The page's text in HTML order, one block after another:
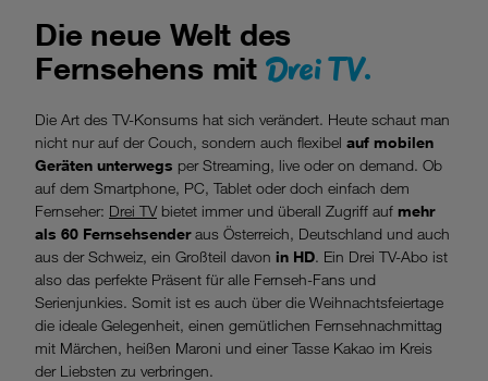
Die neue Welt des
Fernsehens mit Drei TV.
Die Art des TV-Konsums hat sich verändert. Heute schaut man
nicht nur auf der Couch, sondern auch flexibel auf mobilen
Geräten unterwegs per Streaming, live oder on demand. Ob
auf dem Smartphone, PC, Tablet oder doch einfach dem
Fernseher: Drei TVbietet immer und überall Zugriff auf mehr
als 60 Fernsehsenderaus Österreich, Deutschland und auch
aus der Schweiz, ein Großteil davon in HD. Ein Drei TV-Abo ist
also das perfekte Präsent für alle Fernseh-Fans und
Serienjunkies. Somit ist es auch über die Weihnachtsfeiertage
die ideale Gelegenheit, einen gemütlichen Fernsehnachmittag
mit Märchen, heißen Maroni und einer Tasse Kakao im Kreis
der Liebsten zu verbringen.